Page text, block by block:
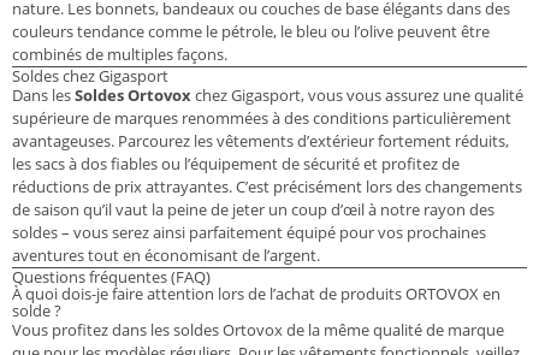
nature. Les bonnets, bandeaux ou couches de base élégants dans des
couleurs tendance comme le pétrole, le bleu ou l’olive peuvent être
combinés de multiples façons.
Soldes chez Gigasport
Dans lesSoldes Ortovoxchez Gigasport, vous vous assurez une qualité
supérieure de marques renommées à des conditions particulièrement
avantageuses. Parcourez les vêtements d’extérieur fortement réduits,
les sacs à dos fiables ou l’équipement de sécurité et profitez de
réductions de prix attrayantes. C’est précisément lors des changements
de saison qu’il vaut la peine de jeter un coup d’œil à notre rayon des
soldes – vous serez ainsi parfaitement équipé pour vos prochaines
aventures tout en économisant de l’argent.
Questions fréquentes (FAQ)
À quoi dois-je faire attention lors de l’achat de produits ORTOVOX en
solde ?
Vous profitez dans les soldes Ortovox de la même qualité de marque